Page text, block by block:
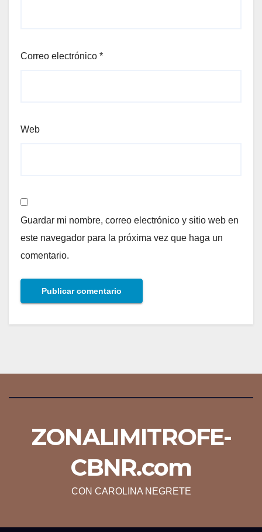
Correo electrónico *
Web
Guardar mi nombre, correo electrónico y sitio web en
este navegador para la próxima vez que haga un
comentario.
ZONALIMITROFE-
CBNR.com
CON CAROLINA NEGRETE